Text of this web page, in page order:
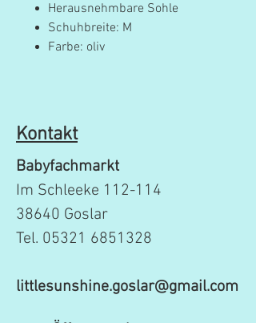
Herausnehmbare Sohle
Schuhbreite: M
Farbe: oliv
Kontakt
Babyfachmarkt
Im Schleeke 112-114
38640 Goslar
Tel. 05321 6851328
littlesunshine.goslar@gmail.com